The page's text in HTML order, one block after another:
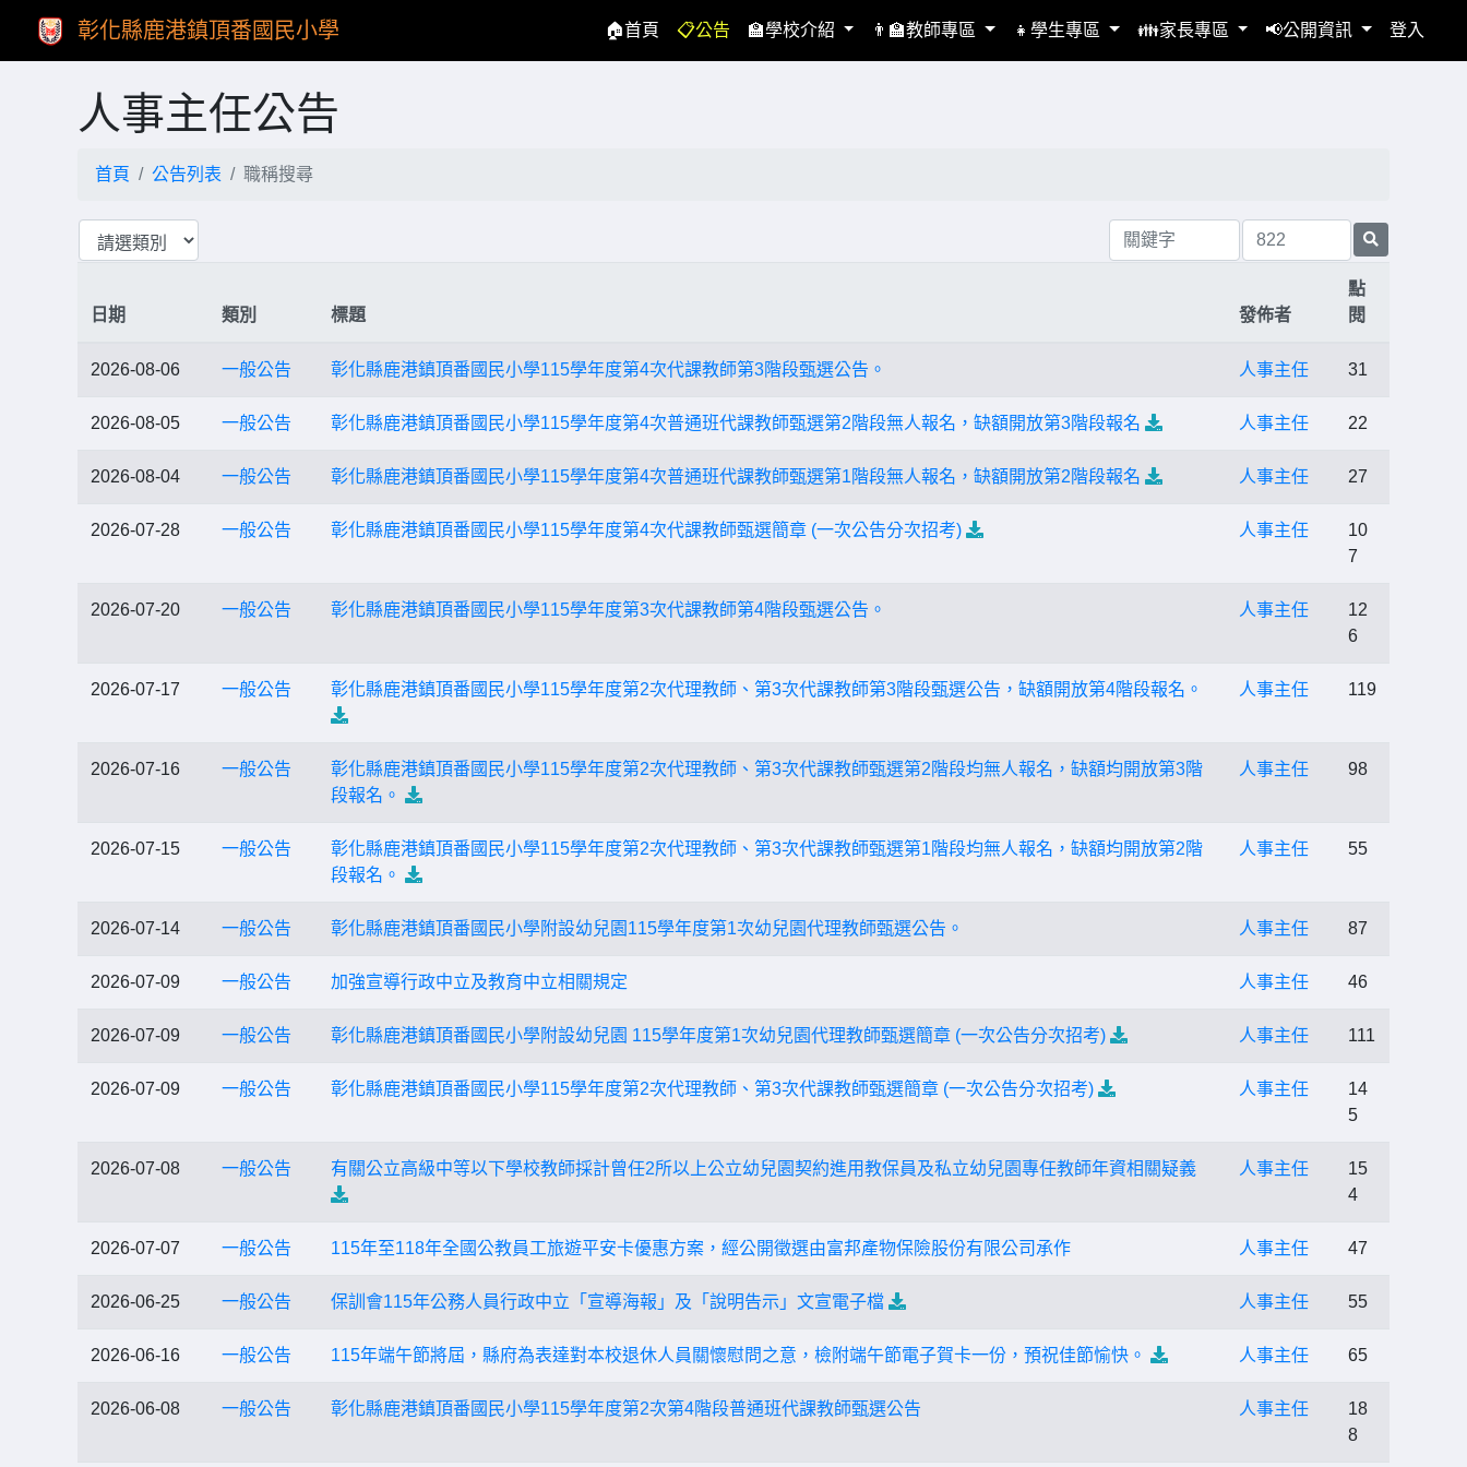
彰化縣鹿港鎮頂番國民小學 🏠首頁(current)
📋公告 🏫學校介紹 👨‍🏫教師專區 👧學生專區 👪家長專區 📢公開資訊 登入
人事主任公告
首頁 公告列表 職稱搜尋
日期 類別 標題 發佈者
點
閱
2026-08-06 一般公告 彰化縣鹿港鎮頂番國民小學115學年度第4次代課教師第3階段甄選公告。 人事主任 31
2026-08-05 一般公告 彰化縣鹿港鎮頂番國民小學115學年度第4次普通班代課教師甄選第2階段無人報名，缺額開放第3階段報名 人事主任 22
2026-08-04 一般公告 彰化縣鹿港鎮頂番國民小學115學年度第4次普通班代課教師甄選第1階段無人報名，缺額開放第2階段報名 人事主任 27
2026-07-28 一般公告 彰化縣鹿港鎮頂番國民小學115學年度第4次代課教師甄選簡章 (一次公告分次招考) 人事主任
10
7
2026-07-20 一般公告 彰化縣鹿港鎮頂番國民小學115學年度第3次代課教師第4階段甄選公告。 人事主任
12
6
2026-07-17 一般公告 彰化縣鹿港鎮頂番國民小學115學年度第2次代理教師、第3次代課教師第3階段甄選公告，缺額開放第4階段報名。 人事主任 119
2026-07-16 一般公告
彰化縣鹿港鎮頂番國民小學115學年度第2次代理教師、第3次代課教師甄選第2階段均無人報名，缺額均開放第3階
段報名。
人事主任 98
2026-07-15 一般公告
彰化縣鹿港鎮頂番國民小學115學年度第2次代理教師、第3次代課教師甄選第1階段均無人報名，缺額均開放第2階
段報名。
人事主任 55
2026-07-14 一般公告 彰化縣鹿港鎮頂番國民小學附設幼兒園115學年度第1次幼兒園代理教師甄選公告。 人事主任 87
2026-07-09 一般公告 加強宣導行政中立及教育中立相關規定 人事主任 46
2026-07-09 一般公告 彰化縣鹿港鎮頂番國民小學附設幼兒園 115學年度第1次幼兒園代理教師甄選簡章 (一次公告分次招考) 人事主任 111
2026-07-09 一般公告 彰化縣鹿港鎮頂番國民小學115學年度第2次代理教師、第3次代課教師甄選簡章 (一次公告分次招考) 人事主任
14
5
2026-07-08 一般公告 有關公立高級中等以下學校教師採計曾任2所以上公立幼兒園契約進用教保員及私立幼兒園專任教師年資相關疑義 人事主任
15
4
2026-07-07 一般公告 115年至118年全國公教員工旅遊平安卡優惠方案，經公開徵選由富邦產物保險股份有限公司承作 人事主任 47
2026-06-25 一般公告 保訓會115年公務人員行政中立「宣導海報」及「說明告示」文宣電子檔 人事主任 55
2026-06-16 一般公告 115年端午節將屆，縣府為表達對本校退休人員關懷慰問之意，檢附端午節電子賀卡一份，預祝佳節愉快。 人事主任 65
2026-06-08 一般公告 彰化縣鹿港鎮頂番國民小學115學年度第2次第4階段普通班代課教師甄選公告 人事主任
18
8